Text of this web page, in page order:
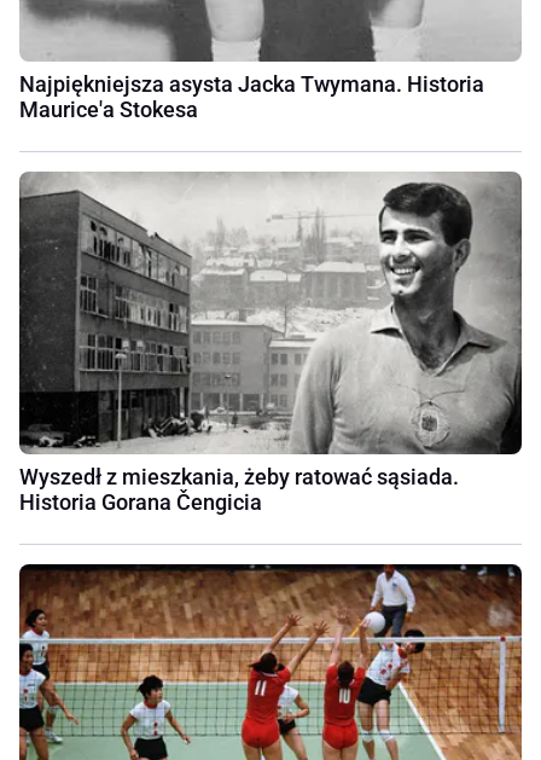
Najpiękniejsza asysta Jacka Twymana. Historia
Maurice'a Stokesa
Wyszedł z mieszkania, żeby ratować sąsiada.
Historia Gorana Čengicia